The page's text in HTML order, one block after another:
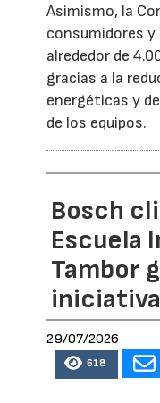
Asimismo, la
consumidores y
alrededor de
gracias a la
energéticas y
de los equipos.
Bosch
Escuela
Tambor
29/07/2026
618